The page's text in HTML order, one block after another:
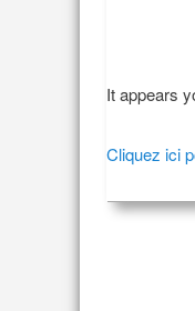
It appears
Cliquez ici